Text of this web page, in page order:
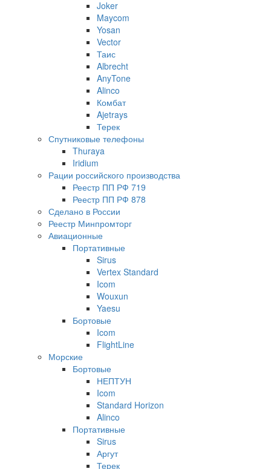
Joker
Maycom
Yosan
Vector
Таис
Albrecht
AnyTone
Alinco
Комбат
Ajetrays
Терек
Спутниковые телефоны
Thuraya
Iridium
Рации российского производства
Реестр ПП РФ 719
Реестр ПП РФ 878
Сделано в России
Реестр Минпромторг
Авиационные
Портативные
Sirus
Vertex Standard
Icom
Wouxun
Yaesu
Бортовые
Icom
FlightLine
Морские
Бортовые
НЕПТУН
Icom
Standard Horizon
Alinco
Портативные
Sirus
Аргут
Терек